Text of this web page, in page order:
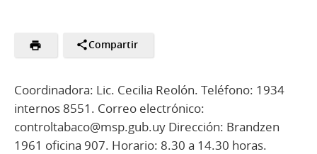
Compartir
Coordinadora: Lic. Cecilia Reolón. Teléfono: 1934
internos 8551. Correo electrónico:
controltabaco@msp.gub.uy Dirección: Brandzen
1961 oficina 907. Horario: 8.30 a 14.30 horas.